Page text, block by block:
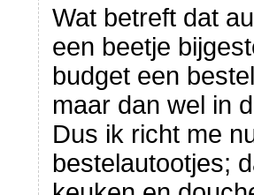
Wat betreft dat
een beetje
budget een
maar dan wel in
Dus ik richt me
bestelautootjes;